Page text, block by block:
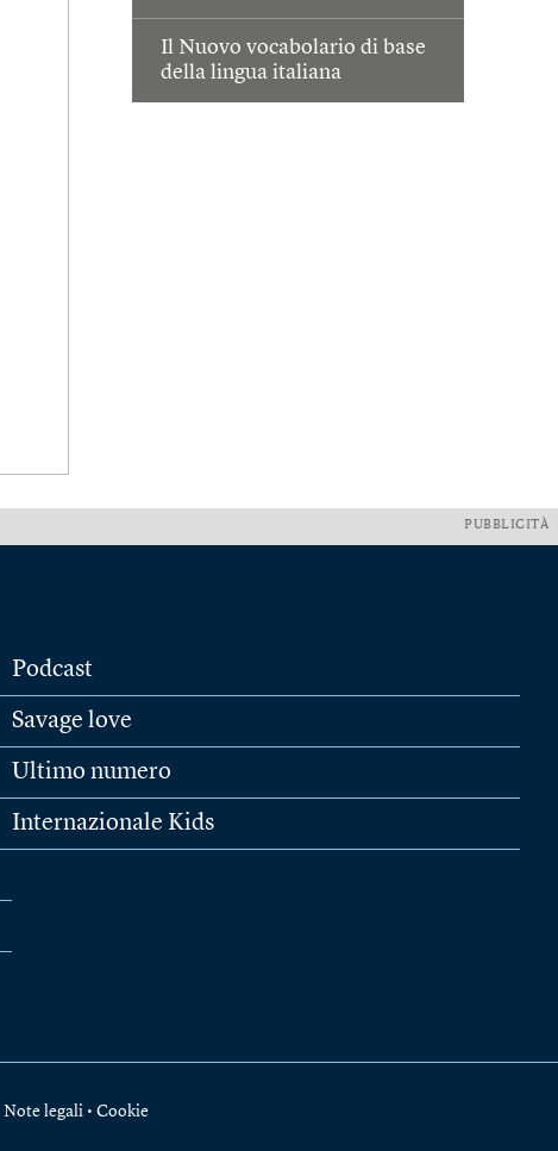
Il Nuovo vocabolario di base
della lingua italiana
PUBBLICITÀ
Podcast
Savage love
Ultimo numero
Internazionale Kids
Note legali • Cookie